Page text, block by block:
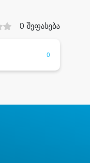
0 შეფასება
0